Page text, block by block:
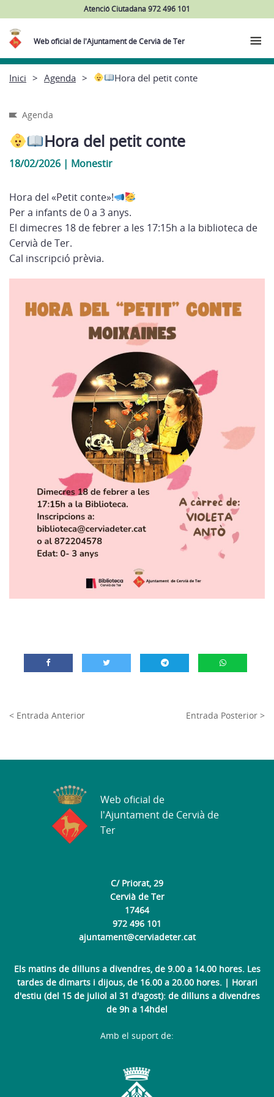
Atenció Ciutadana 972 496 101
Web oficial de l'Ajuntament de Cervià de Ter
Inici Agenda Hora del petit conte
Agenda
Hora del petit conte
18/02/2026 | Monestir
Hora del «Petit conte»!
Per a infants de 0 a 3 anys.
El dimecres 18 de febrer a les 17:15h a la biblioteca de
Cervià de Ter.
Cal inscripció prèvia.
< Entrada Anterior Entrada Posterior >
C/ Priorat, 29
Cervià de Ter
17464
972 496 101
ajuntament@cerviadeter.cat
Els matins de dilluns a divendres, de 9.00 a 14.00 hores. Les
tardes de dimarts i dijous, de 16.00 a 20.00 hores. | Horari
d'estiu (del 15 de juliol al 31 d'agost): de dilluns a divendres
de 9h a 14hdel
Web oficial de
l'Ajuntament de Cervià de
Ter
Amb el suport de: